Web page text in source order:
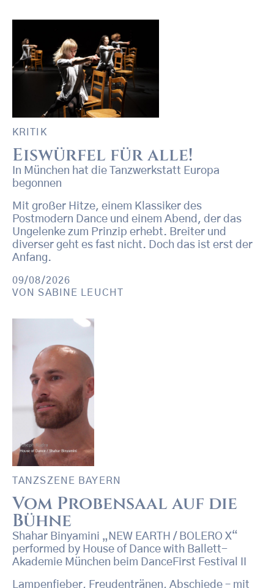
KRITIK
Eiswürfel für alle!
In München hat die Tanzwerkstatt Europa
begonnen
Mit großer Hitze, einem Klassiker des
Postmodern Dance und einem Abend, der das
Ungelenke zum Prinzip erhebt. Breiter und
diverser geht es fast nicht. Doch das ist erst der
Anfang.
09/08/2026
VON SABINE LEUCHT
TANZSZENE BAYERN
Vom Probensaal auf die
Bühne
Shahar Binyamini „NEW EARTH / BOLERO X“
performed by House of Dance with Ballett-
Akademie München beim DanceFirst Festival II
Lampenfieber, Freudentränen, Abschiede – mit